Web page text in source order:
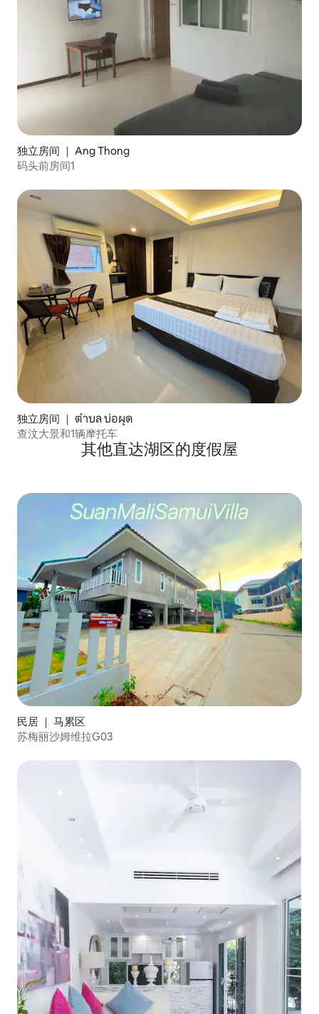
独立房间 ｜ Ang Thong
码头前房间1
独立房间 ｜ ตำบล บ่อผุด
查汶大景和1辆摩托车
其他直达湖区的度假屋
民居 ｜ 马累区
苏梅丽沙姆维拉G03